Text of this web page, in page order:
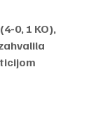
0, 1 KO),